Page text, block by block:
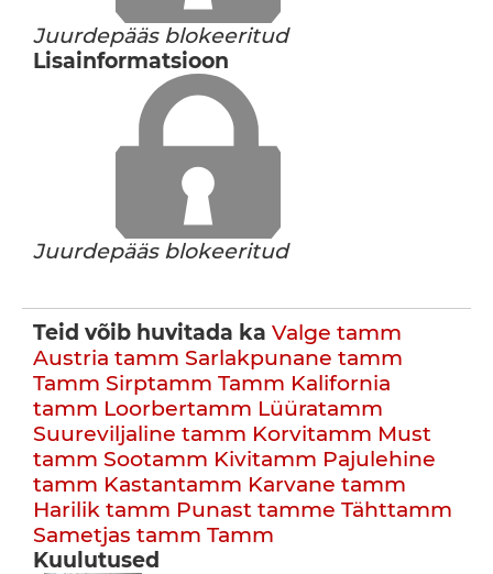
Juurdepääs blokeeritud
Lisainformatsioon
Juurdepääs blokeeritud
Teid võib huvitada ka Valge tamm
Austria tamm Sarlakpunane tamm
Tamm Sirptamm Tamm Kalifornia
tamm Loorbertamm Lüüratamm
Suureviljaline tamm Korvitamm Must
tamm Sootamm Kivitamm Pajulehine
tamm Kastantamm Karvane tamm
Harilik tamm Punast tamme Tähttamm
Sametjas tamm Tamm
Kuulutused